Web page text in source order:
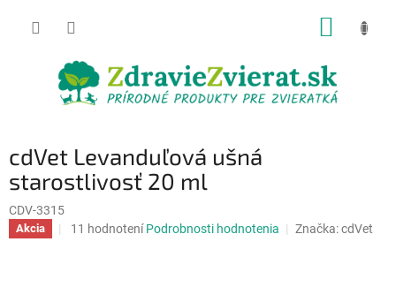
cdVet Levanduľová ušná
starostlivosť 20 ml
CDV-3315
Akcia
Priemerné
11 hodnotení Podrobnosti hodnotenia Značka:cdVet